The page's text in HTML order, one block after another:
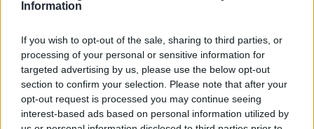
Information
If you wish to opt-out of the sale, sharing to third parties, or
processing of your personal or sensitive information for
targeted advertising by us, please use the below opt-out
section to confirm your selection. Please note that after your
opt-out request is processed you may continue seeing
interest-based ads based on personal information utilized by
12 kommentarer Gasa (25) Bromsa (37)
Provkörning: Audi SQ5
(2017)